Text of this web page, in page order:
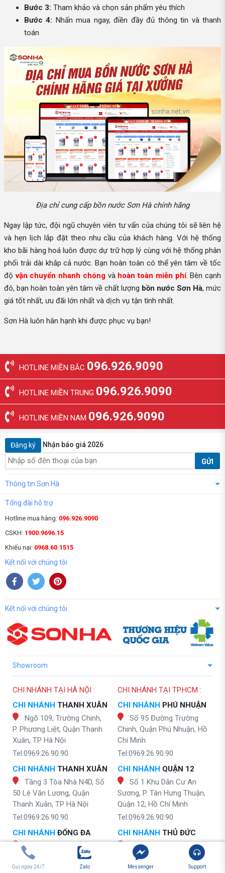
Bước 3: Tham khảo và chọn sản phẩm yêu thích
Bước 4: Nhấn mua ngay, điền đầy đủ thông tin và thanh
toán
Địa chỉ cung cấp bồn nước Sơn Hà chính hãng
Ngay lập tức, đội ngũ chuyên viên tư vấn của chúng tôi sẽ liên hệ
và hẹn lịch lắp đặt theo nhu cầu của khách hàng. Với hệ thống
kho bãi hàng hoá luôn được dự trữ hợp lý cùng với hệ thống phân
phối trải dài khắp cả nước. Bạn hoàn toàn có thể yên tâm về tốc
độvận chuyển nhanh chóngvà hoàn toàn miễn phí. Bên cạnh
đó, bạn hoàn toàn yên tâm về chất lượng bồn nước Sơn Hà, mức
giá tốt nhất, ưu đãi lớn nhất và dịch vụ tận tình nhất.
Sơn Hà luôn hân hạnh khi được phục vụ bạn!
HOTLINE MIỀN BẮC 096.926.9090
HOTLINE MIỀN TRUNG 096.926.9090
HOTLINE MIỀN NAM 096.926.9090
Đăng ký Nhận báo giá 2026
GỬI
Thông tin Sơn Hà
Tổng đài hỗ trợ
Hotline mua hàng: 096.926.9090
CSKH: 1900.9696.15
Khiếu nại: 0968.60.1515
Kết nối với chúng tôi
Kết nối với chúng tôi
Showroom
CHI NHÁNH TẠI HÀ NỘI :
CHI NHÁNH THANH XUÂN
Ngõ 109, Trường Chinh,
P. Phương Liệt, Quận Thanh
Xuân, TP Hà Nội
Tel:0969.26.90.90
CHI NHÁNH THANH XUÂN
Tầng 3 Tòa Nhà N4D, Số
50 Lê Văn Lương, Quận
Thanh Xuân, TP Hà Nội
Tel:0969.26.90.90
CHI NHÁNH ĐỐNG ĐA
Số 83 Láng Hạ, Đống Đa,
Hà Nội
Tel:0969.26.90.90
CHI NHÁNH TẠI TP.HCM :
CHI NHÁNH PHÚ NHUẬN
Số 95 Đường Trường
Chinh, Quận Phú Nhuận, Hồ
Chí Minh
Tel:0969.26.90.90
CHI NHÁNH QUẬN 12
Số 1 Khu Dân Cư An
Sương, P. Tân Hưng Thuận,
Quận 12, Hồ Chí Minh
Tel:0969.26.90.90
CHI NHÁNH THỦ ĐỨC
Thành Phố Thủ Đức, Hồ
Chí Minh
Tel:0969.26.90.90
Gọi ngay 24/7 Zalo Messenger Support